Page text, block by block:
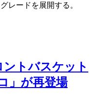
レードを展開する。
トバスケット
」が再登場